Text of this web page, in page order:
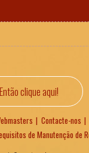
clique aqui!
Contacte-nos
de Manutenção de